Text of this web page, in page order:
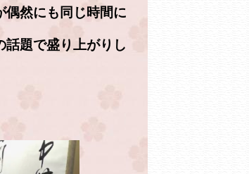
偶然にも同じ時間に
話題で盛り上がりし